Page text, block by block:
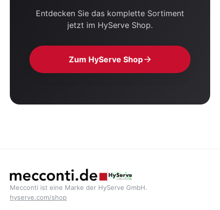
Entdecken Sie das komplette Sortiment
jetzt im HyServe Shop.
Zum HyServe Shop
Mecconti ist eine Marke der HyServe GmbH.
hyserve.com/shop